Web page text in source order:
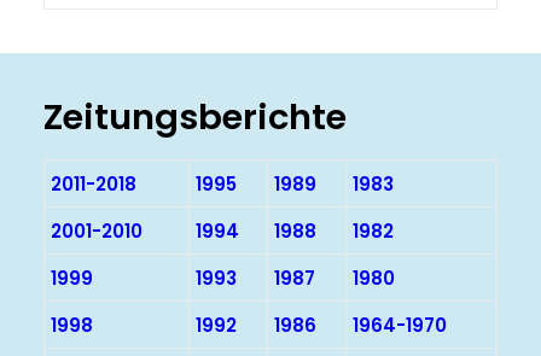
Zeitungsberichte
2011-2018 1995 1989
1983
2001-2010
1994 1988
1982
1999
1993 1987
1980
1998
1992 1986 1964-1970